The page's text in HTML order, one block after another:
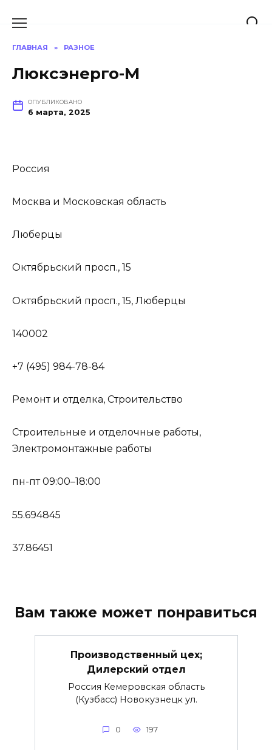
ГЛАВНАЯ » РАЗНОЕ
Люксэнерго-М
ОПУБЛИКОВАНО
6 марта, 2025
Россия
Москва и Московская область
Люберцы
Октябрьский просп., 15
Октябрьский просп., 15, Люберцы
140002
+7 (495) 984-78-84
Ремонт и отделка, Строительство
Строительные и отделочные работы,
Электромонтажные работы
пн-пт 09:00–18:00
55.694845
37.86451
Вам также может понравиться
Производственный цех;
Дилерский отдел
Россия Кемеровская область
(Кузбасс) Новокузнецк ул.
0 197